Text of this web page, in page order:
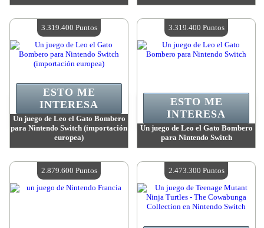
Cantidad disponible:4
Cantidad disponible:4
Un juego de Leo el Gato Bombero
para Nintendo Switch (importación
europea)
Cantidad disponible:4
ESTO ME
INTERESA
3.319.400 Puntos
Un juego de Leo el Gato Bombero
para Nintendo Switch
Cantidad disponible:4
ESTO ME
INTERESA
3.319.400 Puntos
2.879.600 Puntos 2.473.300 Puntos